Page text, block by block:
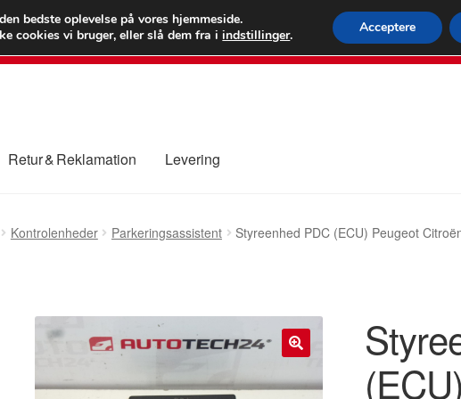
fra 55 kr.
FEDEX
80 82
Retur & Reklamation Levering
Kontrolenheder Parkeringsassistent Styreenhed PDC (ECU) Peugeot
bedste oplevelse på vores hjemmeside.
cookies vi bruger, eller slå dem fra iindstillinger. Acceptere